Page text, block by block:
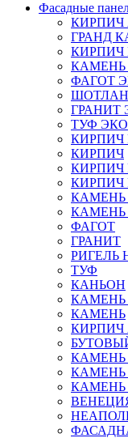
Фасадные
КИРПИЧ
ГРАНД
КИРПИЧ
ФАГОТ
ГРАНИТ
ТУФ ЭКО
КИРПИЧ
КИРПИЧ
КИРПИЧ
КИРПИЧ
ФАГОТ
ГРАНИТ
РИГЕЛЬ
ТУФ
КАНЬОН
КАМЕНЬ
КИРПИЧ
КАМЕНЬ